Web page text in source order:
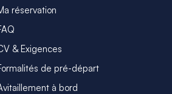
réservation
& Exigences
de pré-départ
à bord